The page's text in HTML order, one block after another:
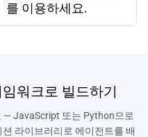
를 이용하세요.
워크로 빌드하기
— JavaScript 또는 Python으로
라이브러리로 에이전트를 배